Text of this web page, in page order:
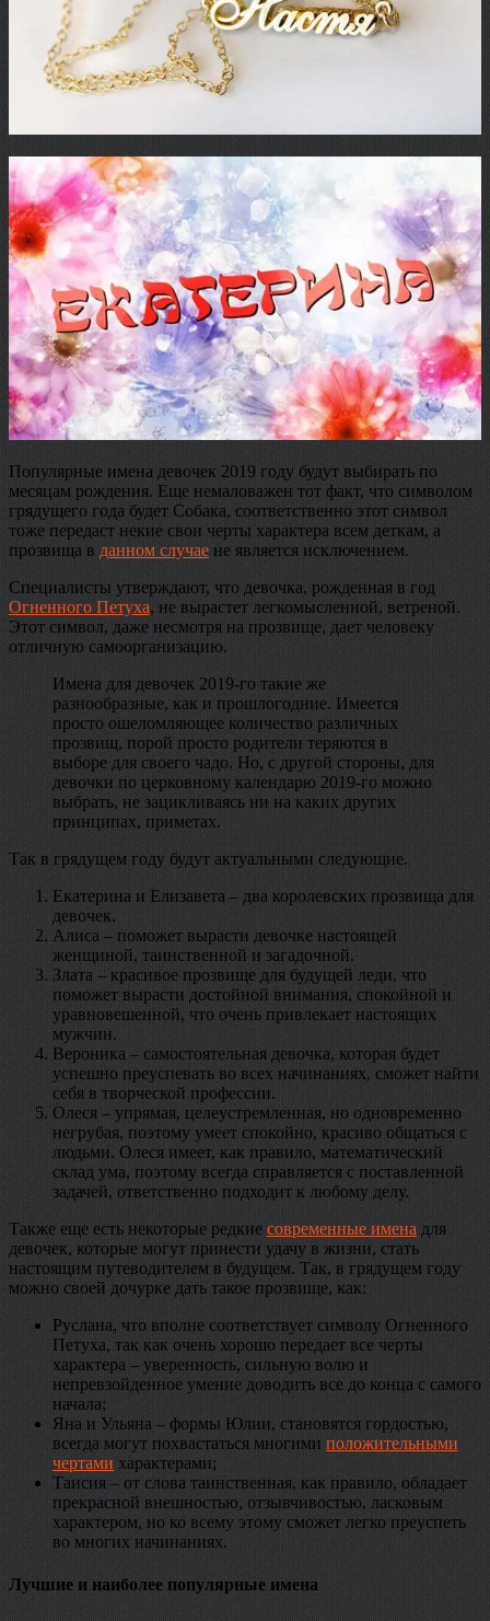
Популярные имена девочек 2019 году будут выбирать по
месяцам рождения. Еще немаловажен тот факт, что символом
грядущего года будет Собака, соответственно этот символ
тоже передаст некие свои черты характера всем деткам, а
прозвища в данном случае не является исключением.
Специалисты утверждают, что девочка, рожденная в год
Огненного Петуха, не вырастет легкомысленной, ветреной.
Этот символ, даже несмотря на прозвище, дает человеку
отличную самоорганизацию.
Имена для девочек 2019-го такие же
разнообразные, как и прошлогодние. Имеется
просто ошеломляющее количество различных
прозвищ, порой просто родители теряются в
выборе для своего чадо. Но, с другой стороны, для
девочки по церковному календарю 2019-го можно
выбрать, не зацикливаясь ни на каких других
принципах, приметах.
Так в грядущем году будут актуальными следующие.
Екатерина и Елизавета – два королевских прозвища для
девочек.
Алиса – поможет вырасти девочке настоящей
женщиной, таинственной и загадочной.
Злата – красивое прозвище для будущей леди, что
поможет вырасти достойной внимания, спокойной и
уравновешенной, что очень привлекает настоящих
мужчин.
Вероника – самостоятельная девочка, которая будет
успешно преуспевать во всех начинаниях, сможет найти
себя в творческой профессии.
Олеся – упрямая, целеустремленная, но одновременно
негрубая, поэтому умеет спокойно, красиво общаться с
людьми. Олеся имеет, как правило, математический
склад ума, поэтому всегда справляется с поставленной
задачей, ответственно подходит к любому делу.
Также еще есть некоторые редкие современные имена для
девочек, которые могут принести удачу в жизни, стать
настоящим путеводителем в будущем. Так, в грядущем году
можно своей дочурке дать такое прозвище, как:
Руслана, что вполне соответствует символу Огненного
Петуха, так как очень хорошо передает все черты
характера – уверенность, сильную волю и
непревзойденное умение доводить все до конца с самого
начала;
Яна и Ульяна – формы Юлии, становятся гордостью,
всегда могут похвастаться многими положительными
чертами характерами;
Таисия – от слова таинственная, как правило, обладает
прекрасной внешностью, отзывчивостью, ласковым
характером, но ко всему этому сможет легко преуспеть
во многих начинаниях.
Лучшие и наиболее популярные имена